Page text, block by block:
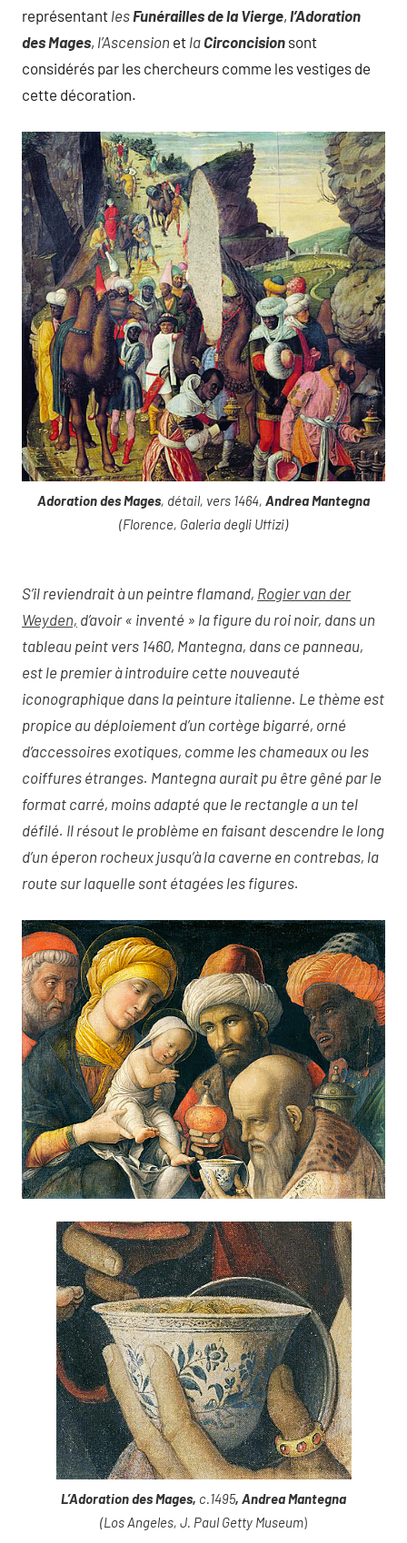
représentant lesFunérailles de la Vierge, l’Adoration
des Mages, l’Ascension et la Circoncision sont
considérés par les chercheurs comme les vestiges de
cette décoration.
Adoration des Mages, détail, vers 1464, Andrea Mantegna
(Florence, Galeria degli Uffizi)
S’il reviendrait à un peintre flamand, Rogier van der
Weyden, d’avoir « inventé » la figure du roi noir, dans un
tableau peint vers 1460, Mantegna, dans ce panneau,
est le premier à introduire cette nouveauté
iconographique dans la peinture italienne. Le thème est
propice au déploiement d’un cortège bigarré, orné
d’accessoires exotiques, comme les chameaux ou les
coiffures étranges. Mantegna aurait pu être gêné par le
format carré, moins adapté que le rectangle a un tel
défilé. Il résout le problème en faisant descendre le long
d’un éperon rocheux jusqu’à la caverne en contrebas, la
route sur laquelle sont étagées les figures.
L’Adoration des Mages, c.1495, Andrea Mantegna
(Los Angeles, J. Paul Getty Museum)